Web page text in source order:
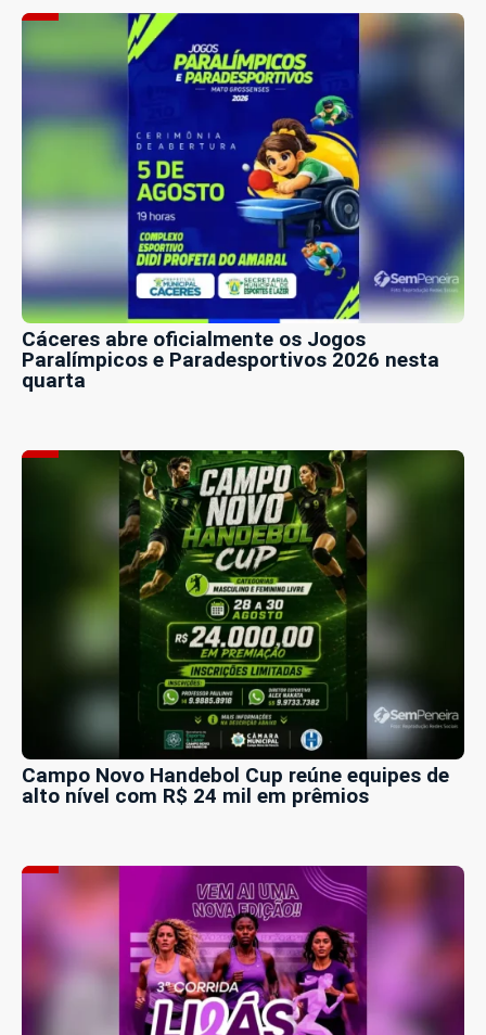
Cáceres abre oficialmente os Jogos
Paralímpicos e Paradesportivos 2026 nesta
quarta
Campo Novo Handebol Cup reúne equipes de
alto nível com R$ 24 mil em prêmios